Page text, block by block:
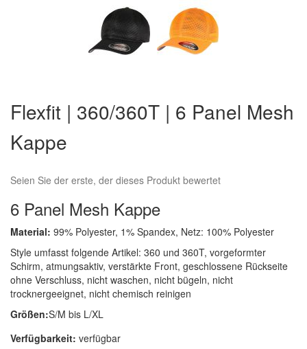
der
Bildergalerie
springen
Flexfit | 360/360T | 6 Panel Mesh
Kappe
Seien Sie der erste, der dieses Produkt bewertet
6 Panel Mesh Kappe
Material: 99% Polyester, 1% Spandex, Netz: 100% Polyester
Style umfasst folgende Artikel: 360 und 360T, vorgeformter
Schirm, atmungsaktiv, verstärkte Front, geschlossene Rückseite
ohne Verschluss, nicht waschen, nicht bügeln, nicht
trocknergeeignet, nicht chemisch reinigen
Größen:S/M bis L/XL
Verfügbarkeit: verfügbar